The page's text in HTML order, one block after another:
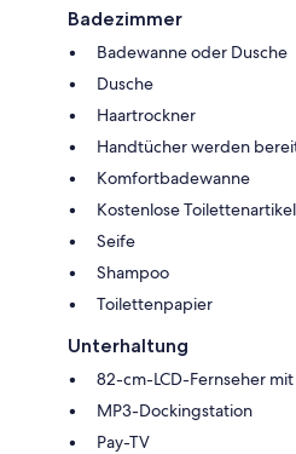
Badezimmer
Badewanne oder Dusche
Dusche
Haartrockner
Handtücher werden
Komfortbadewanne
Kostenlose Toilettenartikel
Seife
Shampoo
Toilettenpapier
Unterhaltung
82-cm-LCD-Fernseher
MP3-Dockingstation
Pay-TV